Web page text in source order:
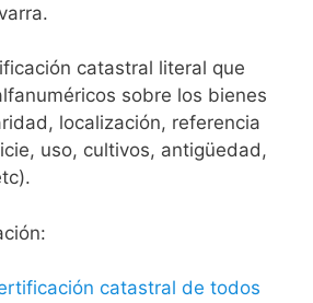
catastral literal que
sobre los bienes
localización, referencia
uso, cultivos, antigüedad,
catastral de todos